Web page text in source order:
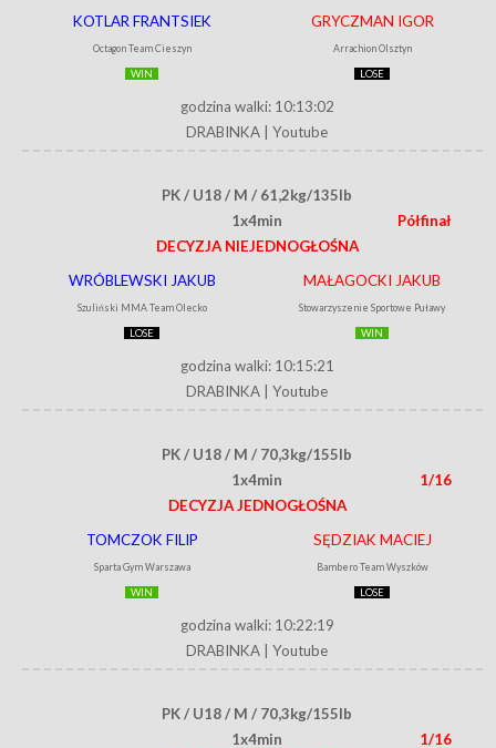
KOTLAR FRANTSIEK
Octagon Team Cieszyn
WIN
GRYCZMAN IGOR
Arrachion Olsztyn
LOSE
godzina walki: 10:13:02
DRABINKA
Youtube
PK / U18 / M / 61,2kg/135lb
1x4min
Półfinał
DECYZJA NIEJEDNOGŁOŚNA
WRÓBLEWSKI JAKUB
Szuliński MMA Team Olecko
LOSE
MAŁAGOCKI JAKUB
Stowarzyszenie Sportowe Puławy
WIN
godzina walki: 10:15:21
DRABINKA
Youtube
PK / U18 / M / 70,3kg/155lb
1x4min
1/16
DECYZJA JEDNOGŁOŚNA
TOMCZOK FILIP
Sparta Gym Warszawa
WIN
SĘDZIAK MACIEJ
Bambero Team Wyszków
LOSE
godzina walki: 10:22:19
DRABINKA
Youtube
PK / U18 / M / 70,3kg/155lb
1x4min
1/16